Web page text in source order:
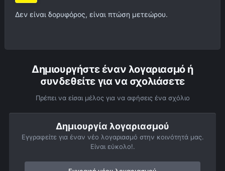
Δεν είναι δορυφόρος, είναι πτώση μετεώρου.
Δημιουργήστε έναν λογαριασμό ή
συνδεθείτε για να σχολιάσετε
Πρέπει να είσαι μέλος για να αφήσεις ένα σχόλιο
Δημιουργία λογαριασμού
Εγγραφείτε για έναν νέο λογαριασμό στην κοινότητά μας.
Είναι εύκολο!.